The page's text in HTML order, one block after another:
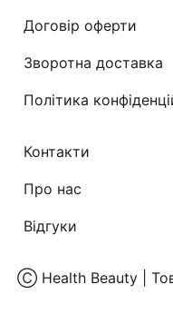
Договір оферти
Зворотна доставка
Політика
Контакти
Про нас
Відгуки
Ⓒ Health Beauty |